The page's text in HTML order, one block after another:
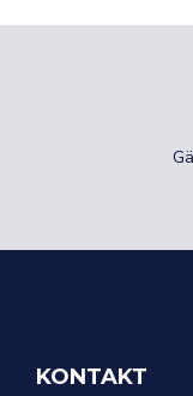
KONTAKT